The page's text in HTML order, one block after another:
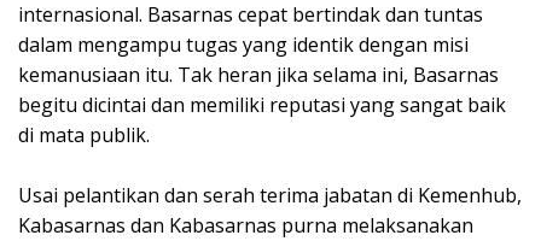
internasional. Basarnas cepat bertindak dan tuntas
dalam mengampu tugas yang identik dengan misi
kemanusiaan itu. Tak heran jika selama ini, Basarnas
begitu dicintai dan memiliki reputasi yang sangat baik
di mata publik.
Usai pelantikan dan serah terima jabatan di Kemenhub,
Kabasarnas dan Kabasarnas purna melaksanakan